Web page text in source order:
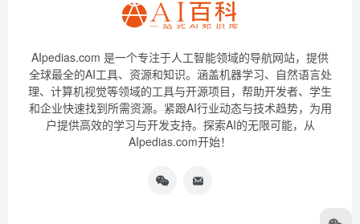
AIpedias.com 是一个专注于人工智能领域的导航网站，提供
全球最全的AI工具、资源和知识。涵盖机器学习、自然语言处
理、计算机视觉等领域的工具与开源项目，帮助开发者、学生
和企业快速找到所需资源。紧跟AI行业动态与技术趋势，为用
户提供高效的学习与开发支持。探索AI的无限可能，从
AIpedias.com开始！